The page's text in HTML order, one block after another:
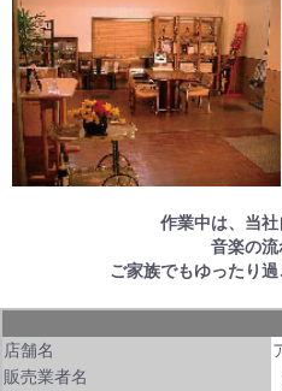
作業中は、当
音楽の
ご家族でもゆったり
店舗名
販売業者名